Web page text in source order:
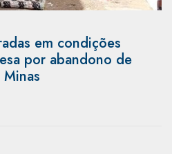
em condições
por abandono de